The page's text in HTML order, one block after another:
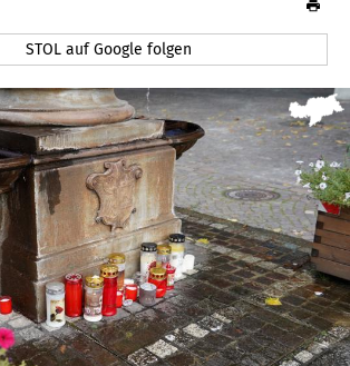
STOL auf Google folgen